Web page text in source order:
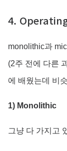
4.
monolithic과
(2주 전에 다른
에 배웠는데 비
1) Monolithic
그냥 다 가지고